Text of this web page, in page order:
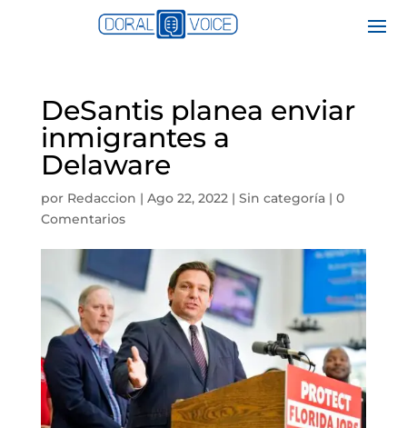
DeSantis planea enviar
inmigrantes a
Delaware
por Redaccion | Ago 22, 2022| Sin categoría| 0
Comentarios